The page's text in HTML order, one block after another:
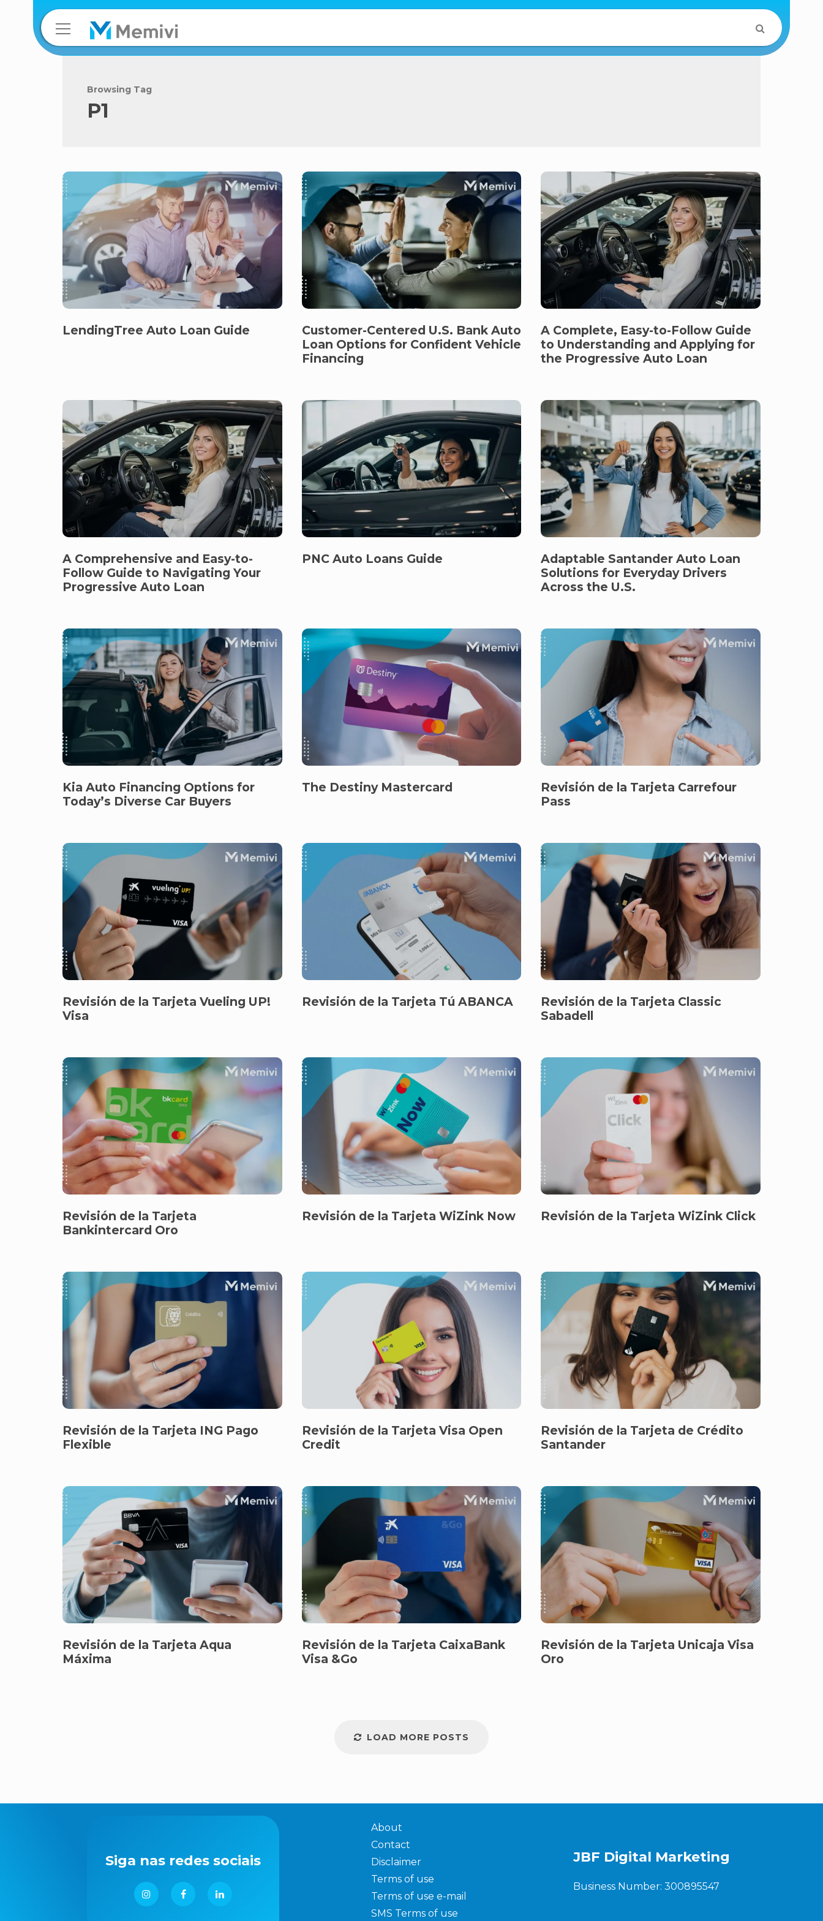
Browsing Tag
P1
LendingTree Auto Loan Guide
Customer-Centered U.S. Bank Auto
Loan Options for Confident Vehicle
Financing
A Complete, Easy-to-Follow Guide
to Understanding and Applying for
the Progressive Auto Loan
A Comprehensive and Easy-to-
Follow Guide to Navigating Your
Progressive Auto Loan
PNC Auto Loans Guide
Adaptable Santander Auto Loan
Solutions for Everyday Drivers
Across the U.S.
Kia Auto Financing Options for
Today’s Diverse Car Buyers
The Destiny Mastercard
Revisión de la Tarjeta Carrefour
Pass
Revisión de la Tarjeta Vueling UP!
Visa
Revisión de la Tarjeta Tú ABANCA
Revisión de la Tarjeta Classic
Sabadell
Revisión de la Tarjeta
Bankintercard Oro
Revisión de la Tarjeta WiZink Now Revisión de la Tarjeta WiZink Click
Revisión de la Tarjeta ING Pago
Flexible
Revisión de la Tarjeta Visa Open
Credit
Revisión de la Tarjeta de Crédito
Santander
Revisión de la Tarjeta Aqua
Máxima
Revisión de la Tarjeta CaixaBank
Visa &Go
Revisión de la Tarjeta Unicaja Visa
Oro
LOAD MORE POSTS
Siga nas redes sociais
About
Contact
Disclaimer
Terms of use
Terms of use e-mail
SMS Terms of use
JBF Digital Marketing
Business Number: 300895547